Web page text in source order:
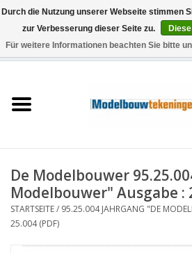
Schiffe
Holzbau
Landschaft
De Modelbouwer
Modelbouwer" Ausgabe :
STARTSEITE/ 95.25.004 JAHRGANG "DE
25.004 (PDF)
Durch die Nutzung unserer Webseite stimmen
zur Verbesserung dieser Seite zu.
Für weitere Informationen beachten Sie bitte